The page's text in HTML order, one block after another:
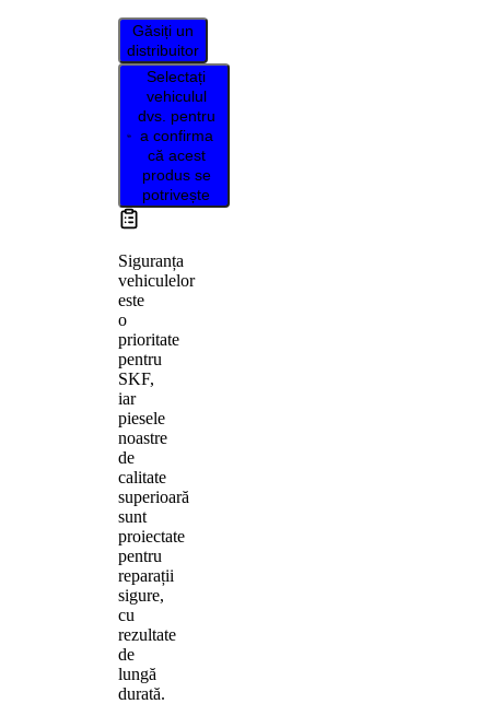
Găsiți un
distribuitor
Selectați
vehiculul
dvs. pentru
a confirma
că acest
produs se
potrivește
Siguranța
vehiculelor
este
o
prioritate
pentru
SKF,
iar
piesele
noastre
de
calitate
superioară
sunt
proiectate
pentru
reparații
sigure,
cu
rezultate
de
lungă
durată.